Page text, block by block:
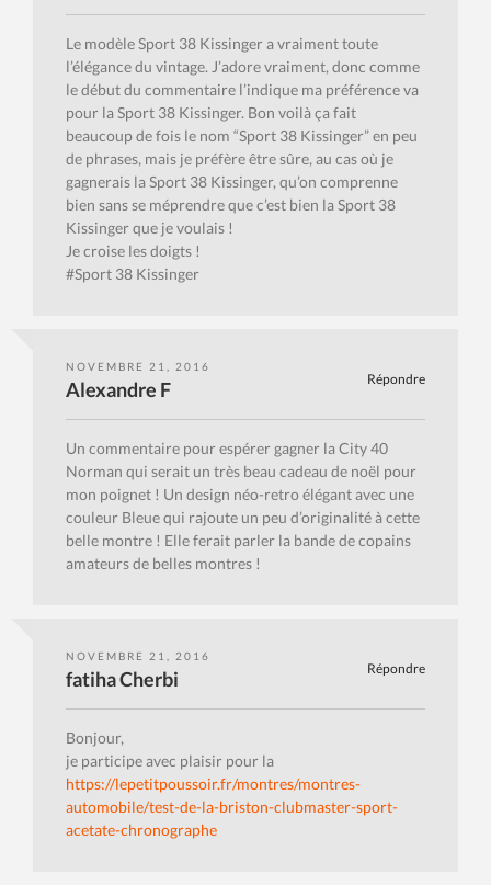
Le modèle Sport 38 Kissinger a vraiment toute
l’élégance du vintage. J’adore vraiment, donc comme
le début du commentaire l’indique ma préférence va
pour la Sport 38 Kissinger. Bon voilà ça fait
beaucoup de fois le nom “Sport 38 Kissinger” en peu
de phrases, mais je préfère être sûre, au cas où je
gagnerais la Sport 38 Kissinger, qu’on comprenne
bien sans se méprendre que c’est bien la Sport 38
Kissinger que je voulais !
Je croise les doigts !
#Sport 38 Kissinger
NOVEMBRE 21, 2016
Répondre
Alexandre F
Un commentaire pour espérer gagner la City 40
Norman qui serait un très beau cadeau de noël pour
mon poignet ! Un design néo-retro élégant avec une
couleur Bleue qui rajoute un peu d’originalité à cette
belle montre ! Elle ferait parler la bande de copains
amateurs de belles montres !
NOVEMBRE 21, 2016
Répondre
fatiha Cherbi
Bonjour,
je participe avec plaisir pour la
https://lepetitpoussoir.fr/montres/montres-
automobile/test-de-la-briston-clubmaster-sport-
acetate-chronographe